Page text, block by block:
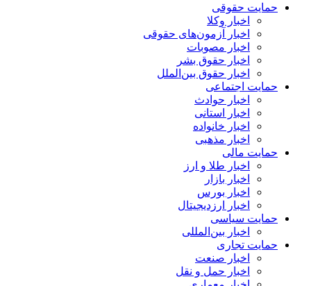
حمایت حقوقی
اخبار وکلا
اخبار آزمون‌های حقوقی
اخبار مصوبات
اخبار حقوق بشر
اخبار حقوق بین‌الملل
حمایت اجتماعی
اخبار حوادث
اخبار استانی
اخبار خانواده
اخبار مذهبی
حمایت مالی
اخبار طلا و ارز
اخبار بازار
اخبار بورس
اخبار ارزدیجیتال
حمایت سیاسی
اخبار بین‌المللی
حمایت تجاری
اخبار صنعت
اخبار حمل و نقل